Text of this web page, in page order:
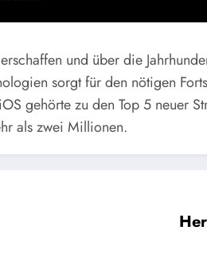
und über die
sorgt für den nötigen
gehörte zu den Top 5 neuer
als zwei Millionen.